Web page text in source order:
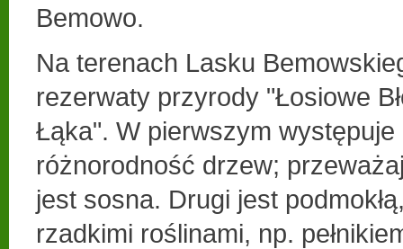
Bemowo.
Na terenach Lasku
rezerwaty przyrody "Łosiowe
Łąka". W pierwszym występuje
różnorodność drzew;
jest sosna. Drugi jest
rzadkimi roślinami, np.